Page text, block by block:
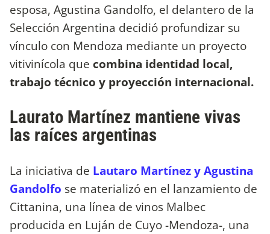
esposa, Agustina Gandolfo, el delantero de la
Selección Argentina decidió profundizar su
vínculo con Mendoza mediante un proyecto
vitivinícola que combina identidad local,
trabajo técnico y proyección internacional.
Laurato Martínez mantiene vivas
las raíces argentinas
La iniciativa de Lautaro Martínez y Agustina
Gandolfo se materializó en el lanzamiento de
Cittanina, una línea de vinos Malbec
producida en Luján de Cuyo -Mendoza-, una